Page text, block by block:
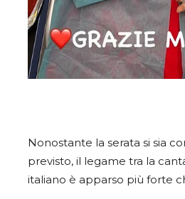
Nonostante la serata si sia
previsto, il legame tra la
italiano è apparso più forte